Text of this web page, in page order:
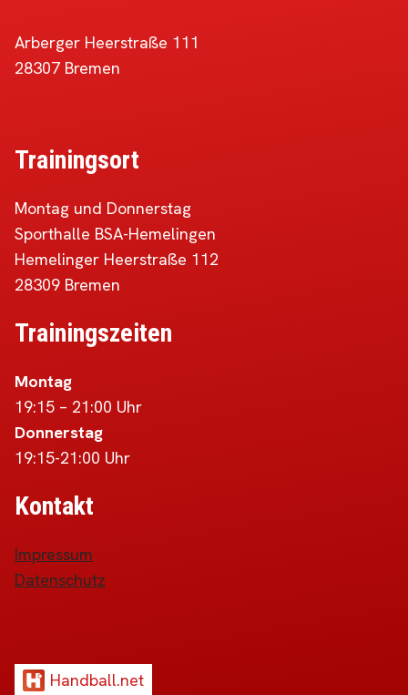
Arberger Heerstraße 111
28307 Bremen
Trainingsort
Montag und Donnerstag
Sporthalle BSA-Hemelingen
Hemelinger Heerstraße 112
28309 Bremen
Trainingszeiten
Montag
19:15 – 21:00 Uhr
Donnerstag
19:15-21:00 Uhr
Kontakt
Impressum
Datenschutz
Handball.net